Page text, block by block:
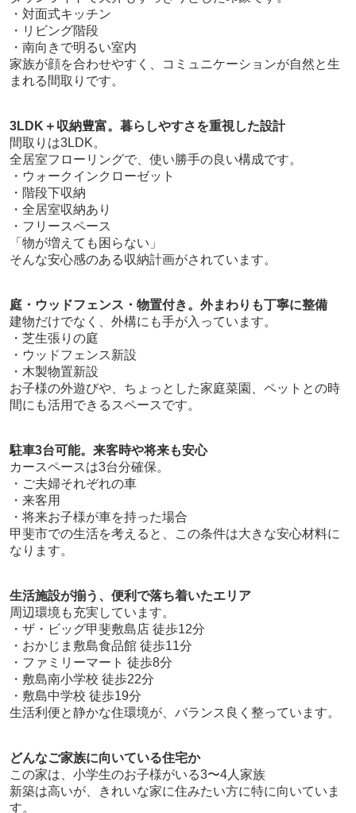
・対面式キッチン
・リビング階段
・南向きで明るい室内
家族が顔を合わせやすく、コミュニケーションが自然と生
まれる間取りです。
3LDK＋収納豊富。暮らしやすさを重視した設計
間取りは3LDK。
全居室フローリングで、使い勝手の良い構成です。
・ウォークインクローゼット
・階段下収納
・全居室収納あり
・フリースペース
「物が増えても困らない」
そんな安心感のある収納計画がされています。
庭・ウッドフェンス・物置付き。外まわりも丁寧に整備
建物だけでなく、外構にも手が入っています。
・芝生張りの庭
・ウッドフェンス新設
・木製物置新設
お子様の外遊びや、ちょっとした家庭菜園、ペットとの時
間にも活用できるスペースです。
駐車3台可能。来客時や将来も安心
カースペースは3台分確保。
・ご夫婦それぞれの車
・来客用
・将来お子様が車を持った場合
甲斐市での生活を考えると、この条件は大きな安心材料に
なります。
生活施設が揃う、便利で落ち着いたエリア
周辺環境も充実しています。
・ザ・ビッグ甲斐敷島店 徒歩12分
・おかじま敷島食品館 徒歩11分
・ファミリーマート 徒歩8分
・敷島南小学校 徒歩22分
・敷島中学校 徒歩19分
生活利便と静かな住環境が、バランス良く整っています。
どんなご家族に向いている住宅か
この家は、小学生のお子様がいる3〜4人家族
新築は高いが、きれいな家に住みたい方に特に向いていま
す。